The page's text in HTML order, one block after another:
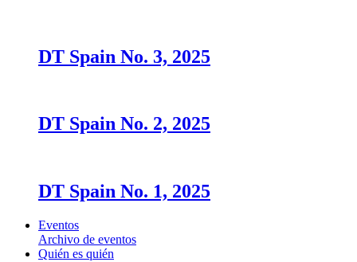
DT Spain No. 3, 2025
DT Spain No. 2, 2025
DT Spain No. 1, 2025
Eventos
Archivo de eventos
Quién es quién